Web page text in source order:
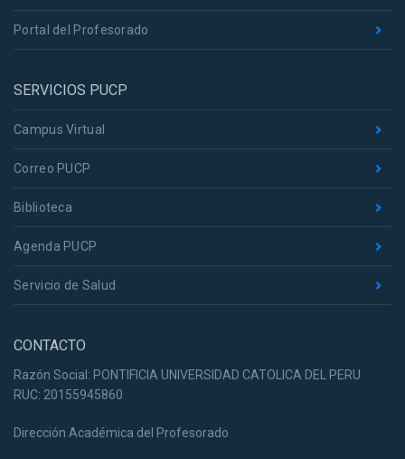
Portal del Profesorado
SERVICIOS PUCP
Campus Virtual
Correo PUCP
Biblioteca
Agenda PUCP
Servicio de Salud
CONTACTO
Razón Social: PONTIFICIA UNIVERSIDAD CATOLICA DEL PERU
RUC: 20155945860
Dirección Académica del Profesorado